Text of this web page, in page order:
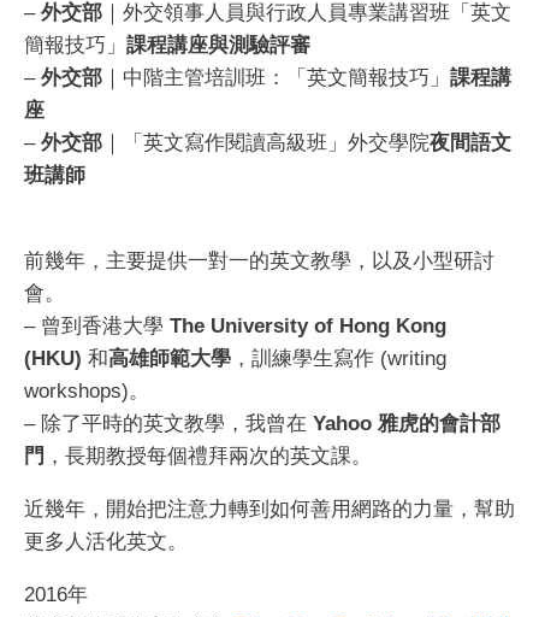
– 外交部 ｜外交領事人員與行政人員專業講習班「英文
簡報技巧」 課程講座與測驗評審
– 外交部 ｜中階主管培訓班：「英文簡報技巧」 課程講
座
– 外交部 ｜「英文寫作閱讀高級班」外交學院夜間語文
班講師
前幾年，主要提供一對一的英文教學，以及小型研討
會。
– 曾到香港大學 The University of Hong Kong
(HKU) 和高雄師範大學 ，訓練學生寫作 (writing
workshops)。
– 除了平時的英文教學，我曾在 Yahoo 雅虎的會計部
門 ，長期教授每個禮拜兩次的英文課。
近幾年，開始把注意力轉到如何善用網路的力量，幫助
更多人活化英文。
2016年